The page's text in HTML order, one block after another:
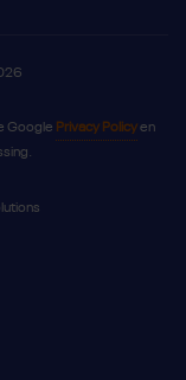
Google Privacy Policyen